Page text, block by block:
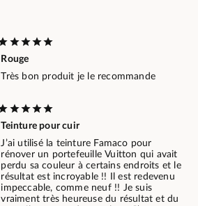
Rouge
Très bon produit je le recommande
Teinture pour cuir
J’ai utilisé la teinture Famaco pour
rénover un portefeuille Vuitton qui avait
perdu sa couleur à certains endroits et le
résultat est incroyable !! Il est redevenu
impeccable, comme neuf !! Je suis
vraiment très heureuse du résultat et du